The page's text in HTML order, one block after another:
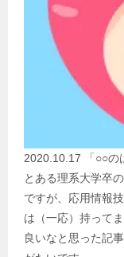
2020.10.17 「○○の
とある理系大学卒
ですが、応用情報
は（一応）持ってま
良いなと思った記